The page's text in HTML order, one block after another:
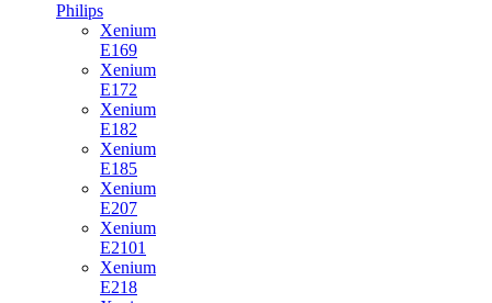
Philips
Xenium
E169
Xenium
E172
Xenium
E182
Xenium
E185
Xenium
E207
Xenium
E2101
Xenium
E218